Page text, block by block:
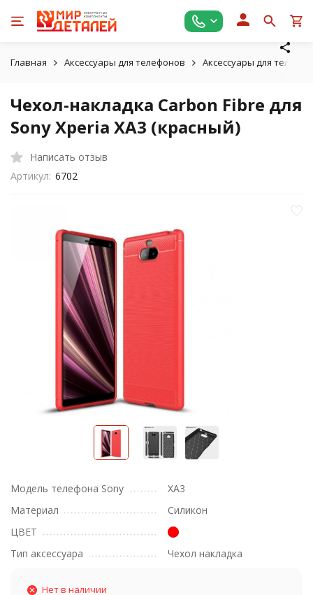
Главная Аксессуары для телефонов Аксессуары для
Чехол-накладка Carbon Fibre для
Sony Xperia XA3 (красный)
Написать отзыв
Артикул: 6702
Модель телефона Sony
XA3
Материал
Силикон
ЦВЕТ
Тип аксессуара
Чехол накладка
Нет в наличии